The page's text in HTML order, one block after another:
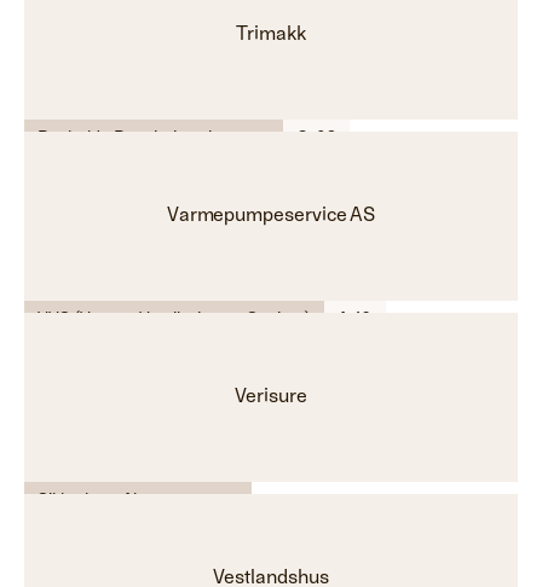
Trimakk
Varmepumpeservice AS
Verisure
Vestlandshus